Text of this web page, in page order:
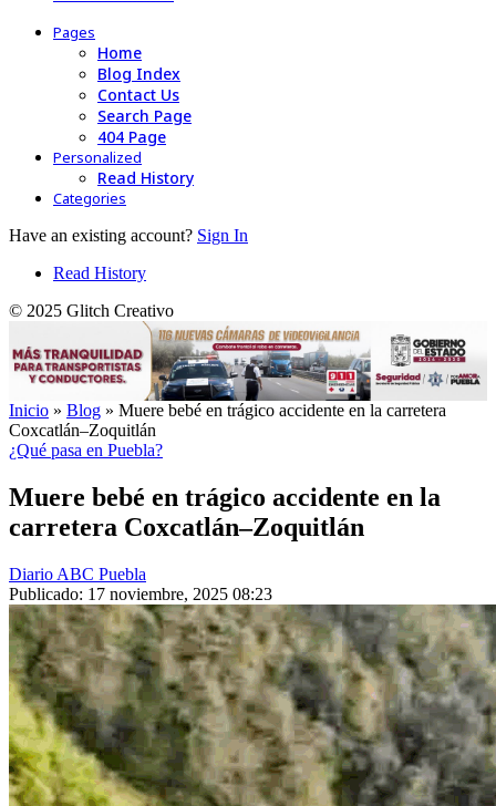
Pages
Home
Blog Index
Contact Us
Search Page
404 Page
Personalized
Read History
Categories
Have an existing account? Sign In
Read History
© 2025 Glitch Creativo
Inicio » Blog » Muere bebé en trágico accidente en la carretera
Coxcatlán–Zoquitlán
¿Qué pasa en Puebla?
Muere bebé en trágico accidente en la
carretera Coxcatlán–Zoquitlán
Diario ABC Puebla
Publicado: 17 noviembre, 2025 08:23